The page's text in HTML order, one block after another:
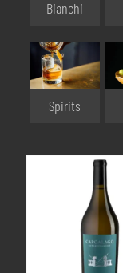
Bianchi
Spirits